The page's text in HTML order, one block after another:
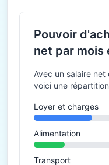
Pouvoir
net par mois
Avec un salaire net
voici une
Loyer et charges
Alimentation
Transport